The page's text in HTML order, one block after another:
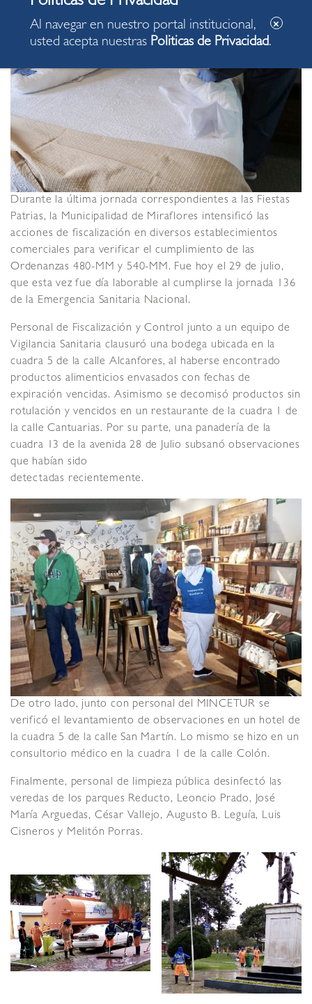
Durante la última jornada correspondientes a las Fiestas
Patrias, la Municipalidad de Miraflores intensificó las
acciones de fiscalización en diversos establecimientos
comerciales para verificar el cumplimiento de las
Ordenanzas 480-MM y 540-MM. Fue hoy el 29 de julio,
que esta vez fue día laborable al cumplirse la jornada 136
de la Emergencia Sanitaria Nacional.
Personal de Fiscalización y Control junto a un equipo de
Vigilancia Sanitaria clausuró una bodega ubicada en la
cuadra 5 de la calle Alcanfores, al haberse encontrado
productos alimenticios envasados con fechas de
expiración vencidas. Asimismo se decomisó productos sin
rotulación y vencidos en un restaurante de la cuadra 1 de
la calle Cantuarias. Por su parte, una panadería de la
cuadra 13 de la avenida 28 de Julio subsanó observaciones
que habían sido
detectadas recientemente.
De otro lado, junto con personal del MINCETUR se
verificó el levantamiento de observaciones en un hotel de
la cuadra 5 de la calle San Martín. Lo mismo se hizo en un
consultorio médico en la cuadra 1 de la calle Colón.
Finalmente, personal de limpieza pública desinfectó las
veredas de los parques Reducto, Leoncio Prado, José
María Arguedas, César Vallejo, Augusto B. Leguía, Luis
Cisneros y Melitón Porras.
Al navegar en nuestro portal institucional,
usted acepta nuestras Politicas de Privacidad.